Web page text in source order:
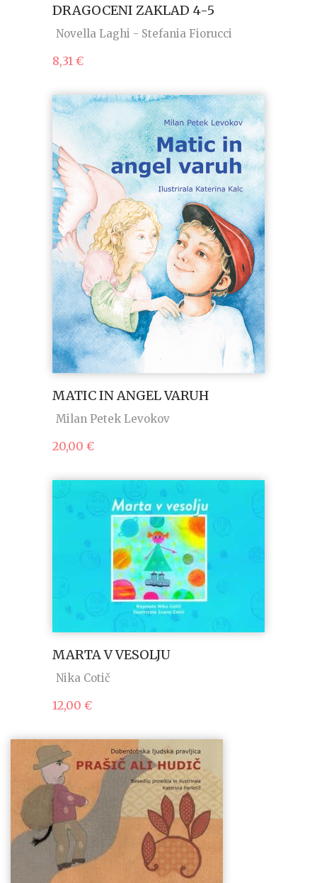
DRAGOCENI ZAKLAD 4-5
Novella Laghi - Stefania Fiorucci
8,31 €
MATIC IN ANGEL VARUH
Milan Petek Levokov
20,00 €
MARTA V VESOLJU
Nika Cotič
12,00 €